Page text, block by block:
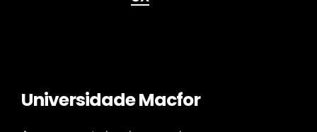
Universidade Macfor